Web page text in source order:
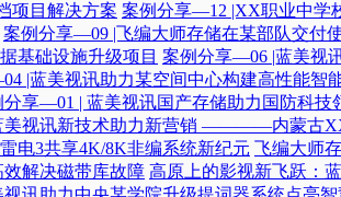
项目解决方案 案例分享—12 |XX职业中学
案例分享—09 |飞编大师存储在某部队交付
基础设施升级项目 案例分享—06 |蓝美视
|蓝美视讯助力某空间中心构建高性能智
分享—01 | 蓝美视讯国产存储助力国防科技
美视讯新技术助力新营销 ————内蒙古
电3共享4K/8K非编系统新纪元 飞编大师
解决磁带库故障 高原上的影视新飞跃：